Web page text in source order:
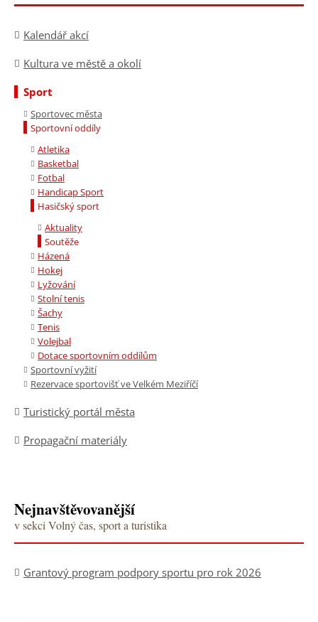
Kalendář akcí
Kultura ve městě a okolí
Sport
Sportovec města
Sportovní oddíly
Atletika
Basketbal
Fotbal
Handicap Sport
Hasičský sport
Aktuality
Soutěže
Házená
Hokej
Lyžování
Stolní tenis
Šachy
Tenis
Volejbal
Dotace sportovním oddílům
Sportovní vyžití
Rezervace sportovišť ve Velkém Meziříčí
Turistický portál města
Propagační materiály
Nejnavštěvovanější
v sekci Volný čas, sport a turistika
Grantový program podpory sportu pro rok 2026